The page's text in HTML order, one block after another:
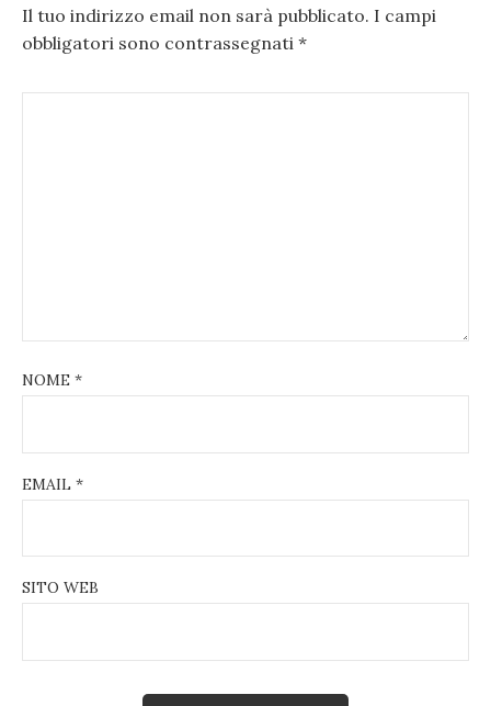
Il tuo indirizzo email non sarà pubblicato. I campi
obbligatori sono contrassegnati *
NOME *
EMAIL *
SITO WEB